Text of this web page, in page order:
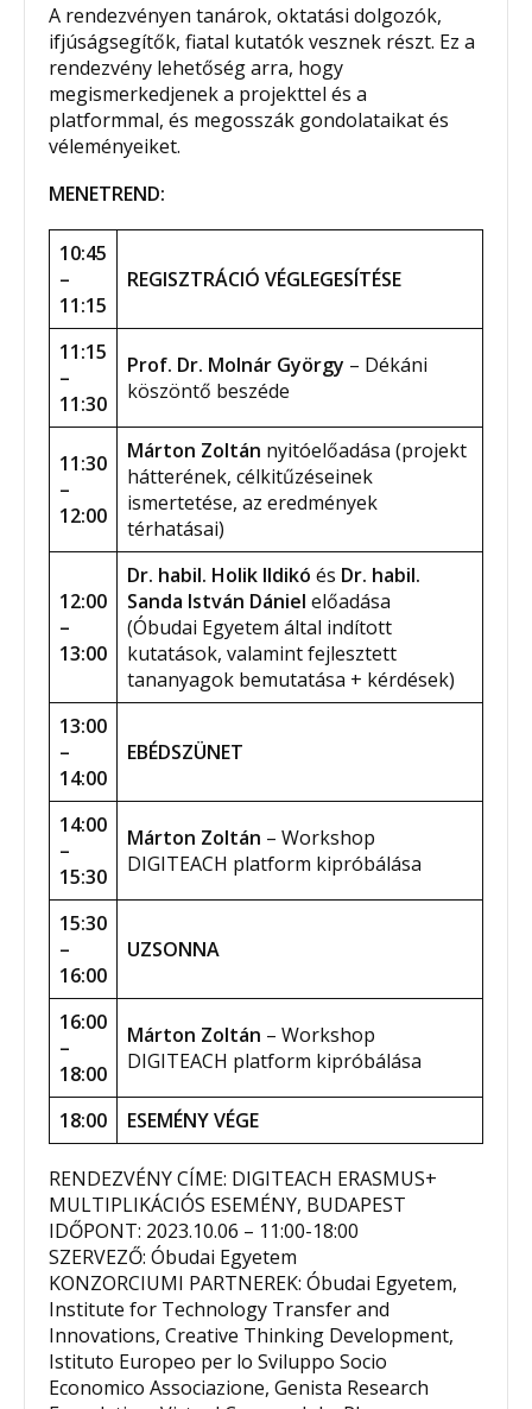
A rendezvényen tanárok, oktatási dolgozók,
ifjúságsegítők, fiatal kutatók vesznek részt. Ez a
rendezvény lehetőség arra, hogy
megismerkedjenek a projekttel és a
platformmal, és megosszák gondolataikat és
véleményeiket.
MENETREND:
10:45
–
11:15
REGISZTRÁCIÓ VÉGLEGESÍTÉSE
11:15
–
11:30
Prof. Dr. Molnár György – Dékáni
köszöntő beszéde
11:30
–
12:00
Márton Zoltán nyitóelőadása (projekt
hátterének, célkitűzéseinek
ismertetése, az eredmények
térhatásai)
12:00
–
13:00
Dr. habil. Holik Ildikó és Dr. habil.
Sanda István Dániel előadása
(Óbudai Egyetem által indított
kutatások, valamint fejlesztett
tananyagok bemutatása + kérdések)
13:00
–
14:00
EBÉDSZÜNET
14:00
–
15:30
Márton Zoltán – Workshop
DIGITEACH platform kipróbálása
15:30
–
16:00
UZSONNA
16:00
–
18:00
Márton Zoltán – Workshop
DIGITEACH platform kipróbálása
18:00 ESEMÉNY VÉGE
RENDEZVÉNY CÍME: DIGITEACH ERASMUS+
MULTIPLIKÁCIÓS ESEMÉNY, BUDAPEST
IDŐPONT: 2023.10.06 – 11:00-18:00
SZERVEZŐ: Óbudai Egyetem
KONZORCIUMI PARTNEREK: Óbudai Egyetem,
Institute for Technology Transfer and
Innovations, Creative Thinking Development,
Istituto Europeo per lo Sviluppo Socio
Economico Associazione, Genista Research